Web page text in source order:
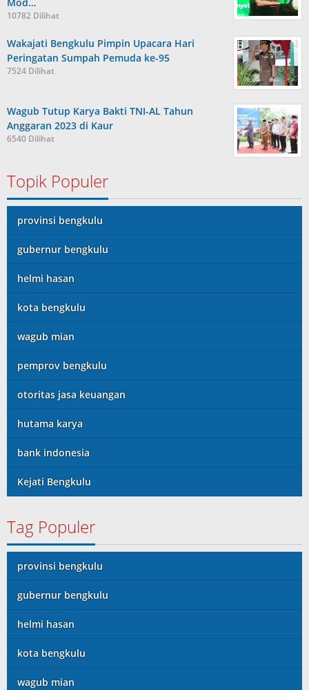
Mod…
10782 Dilihat
Wakajati Bengkulu Pimpin Upacara Hari
Peringatan Sumpah Pemuda ke-95
7524 Dilihat
Wagub Tutup Karya Bakti TNI-AL Tahun
Anggaran 2023 di Kaur
6540 Dilihat
Topik Populer
provinsi bengkulu
gubernur bengkulu
helmi hasan
kota bengkulu
wagub mian
pemprov bengkulu
otoritas jasa keuangan
hutama karya
bank indonesia
Kejati Bengkulu
Tag Populer
provinsi bengkulu
gubernur bengkulu
helmi hasan
kota bengkulu
wagub mian